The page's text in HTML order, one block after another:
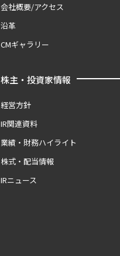
会社概要/アクセス
沿革
CMギャラリー
株主・投資家情報
経営方針
IR関連資料
業績・財務ハイライト
株式・配当情報
IRニュース